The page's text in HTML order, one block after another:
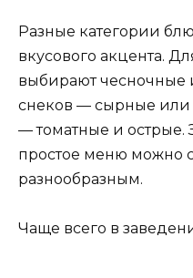
Разные категории
вкусового акцента.
выбирают чесночные
снеков — сырные или
— томатные и острые.
простое меню можно
разнообразным.
Чаще всего в